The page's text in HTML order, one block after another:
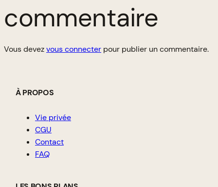
commentaire
Vous devezvous connecter pour publier un commentaire.
À PROPOS
Vie privée
CGU
Contact
FAQ